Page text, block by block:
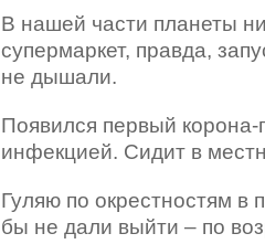
В нашей части планеты
супермаркет, правда,
не дышали.
Появился первый
инфекцией. Сидит в
Гуляю по окрестностям
бы не дали выйти – по